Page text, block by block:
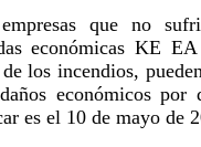
que no
económicas KE
los incendios,
económicos por
es el 10 de mayo de